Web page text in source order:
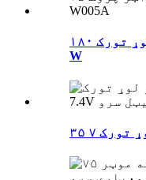
۱۸۰ کیلو ګرامه فولادي ګیر لوړ تورک
W